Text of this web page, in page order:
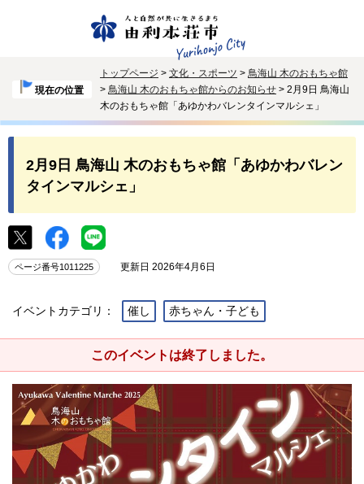
現在の位置
トップページ > 文化・スポーツ > 鳥海山 木のおもちゃ館
> 鳥海山 木のおもちゃ館からのお知らせ > 2月9日 鳥海山
木のおもちゃ館「あゆかわバレンタインマルシェ」
2月9日 鳥海山 木のおもちゃ館「あゆかわバレン
タインマルシェ」
ページ番号1011225 更新日 2026年4月6日
イベントカテゴリ： 催し 赤ちゃん・子ども
このイベントは終了しました。